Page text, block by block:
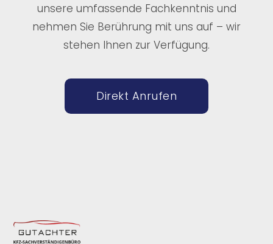
unsere umfassende Fachkenntnis und
nehmen Sie Berührung mit uns auf – wir
stehen Ihnen zur Verfügung.
Direkt Anrufen